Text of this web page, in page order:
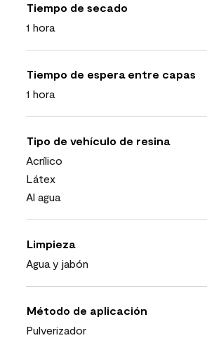
Tiempo de secado
1 hora
Tiempo de espera entre capas
1 hora
Tipo de vehículo de resina
Acrílico
Látex
Al agua
Limpieza
Agua y jabón
Método de aplicación
Pulverizador